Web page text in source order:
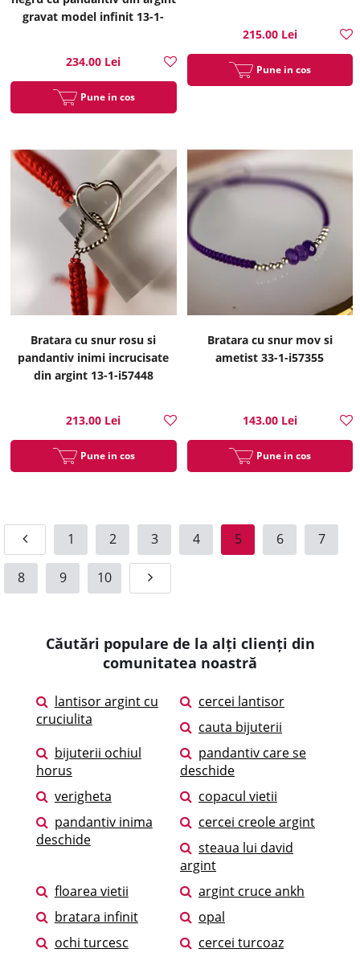
gravat model infinit 13-1-
234.00 Lei
Pune in cos
215.00 Lei
Pune in cos
Bratara cu snur rosu si
pandantiv inimi incrucisate
din argint 13-1-i57448
213.00 Lei
Pune in cos
Bratara cu snur mov si
ametist 33-1-i57355
143.00 Lei
Pune in cos
1 2 3 4 5 6 7
8 9 10
Căutări populare de la alți clienți din
comunitatea noastră
lantisor argint cu
cruciulita
cercei lantisor
cauta bijuterii
bijuterii ochiul
horus
pandantiv care se
deschide
verigheta
copacul vietii
pandantiv inima
deschide
cercei creole argint
steaua lui david
argint
floarea vietii
argint cruce ankh
bratara infinit
opal
ochi turcesc
cercei turcoaz